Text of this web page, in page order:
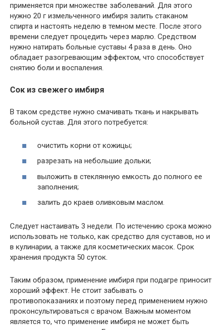
применяется при множестве заболеваний. Для этого
нужно 20 г измельченного имбиря залить стаканом
спирта и настоять неделю в темном месте. После этого
времени следует процедить через марлю. Средством
нужно натирать больные суставы 4 раза в день. Оно
обладает разогревающим эффектом, что способствует
снятию боли и воспаления.
Сок из свежего имбиря
В таком средстве нужно смачивать ткань и накрывать
больной сустав. Для этого потребуется:
очистить корни от кожицы;
разрезать на небольшие дольки;
выложить в стеклянную емкость до полного ее
заполнения;
залить до краев оливковым маслом.
Следует настаивать 3 недели. По истечению срока можно
использовать не только, как средство для суставов, но и
в кулинарии, а также для косметических масок. Срок
хранения продукта 50 суток.
Таким образом, применение имбиря при подагре приносит
хороший эффект. Не стоит забывать о
противопоказаниях и поэтому перед применением нужно
проконсультироваться с врачом. Важным моментом
является то, что применение имбиря не может быть